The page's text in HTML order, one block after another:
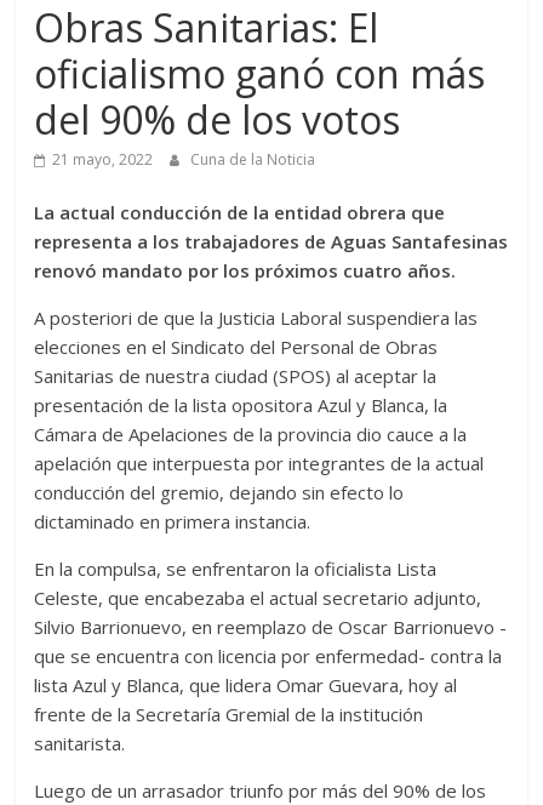
Obras Sanitarias: El
oficialismo ganó con más
del 90% de los votos
21 mayo, 2022 Cuna de la Noticia
La actual conducción de la entidad obrera que
representa a los trabajadores de Aguas Santafesinas
renovó mandato por los próximos cuatro años.
A posteriori de que la Justicia Laboral suspendiera las
elecciones en el Sindicato del Personal de Obras
Sanitarias de nuestra ciudad (SPOS) al aceptar la
presentación de la lista opositora Azul y Blanca, la
Cámara de Apelaciones de la provincia dio cauce a la
apelación que interpuesta por integrantes de la actual
conducción del gremio, dejando sin efecto lo
dictaminado en primera instancia.
En la compulsa, se enfrentaron la oficialista Lista
Celeste, que encabezaba el actual secretario adjunto,
Silvio Barrionuevo, en reemplazo de Oscar Barrionuevo -
que se encuentra con licencia por enfermedad- contra la
lista Azul y Blanca, que lidera Omar Guevara, hoy al
frente de la Secretaría Gremial de la institución
sanitarista.
Luego de un arrasador triunfo por más del 90% de los